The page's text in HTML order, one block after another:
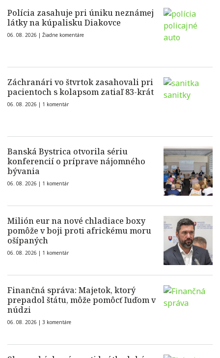
Polícia zasahuje pri úniku neznámej
látky na kúpalisku Diakovce
06. 08. 2026 | Žiadne komentáre
Záchranári vo štvrtok zasahovali pri
pacientoch s kolapsom zatiaľ 83-krát
06. 08. 2026 | 1 komentár
Banská Bystrica otvorila sériu
konferencií o príprave nájomného
bývania
06. 08. 2026 | 1 komentár
Milión eur na nové chladiace boxy
pomôže v boji proti africkému moru
ošípaných
06. 08. 2026 | 1 komentár
Finančná správa: Majetok, ktorý
prepadol štátu, môže pomôcť ľuďom v
núdzi
06. 08. 2026 | 3 komentáre